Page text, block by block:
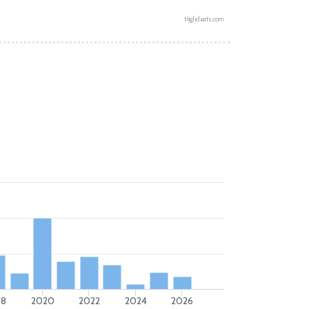
Highcharts.com
2020 2022 2024 2026